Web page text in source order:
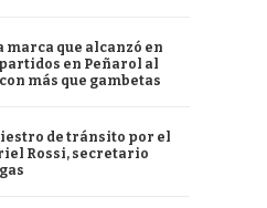
marca que alcanzó en
en Peñarol al
más que gambetas
de tránsito por el
Rossi, secretario